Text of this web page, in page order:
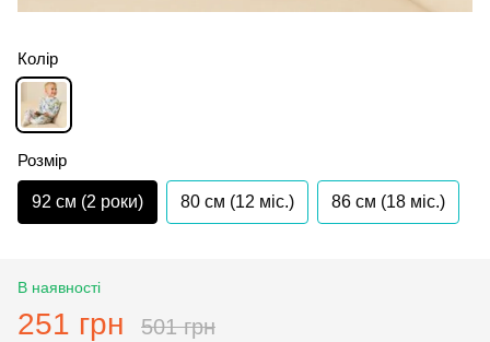
Колір
Розмір
92 см (2 роки) 80 см (12 мiс.) 86 см (18 мiс.)
В наявності
251 грн 501 грн